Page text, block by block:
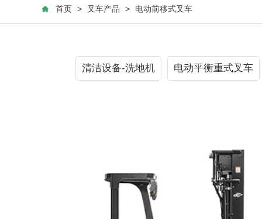
首页 > 叉车产品 > 电动前移式叉车
清洁设备-洗地机 电动平衡重式叉车